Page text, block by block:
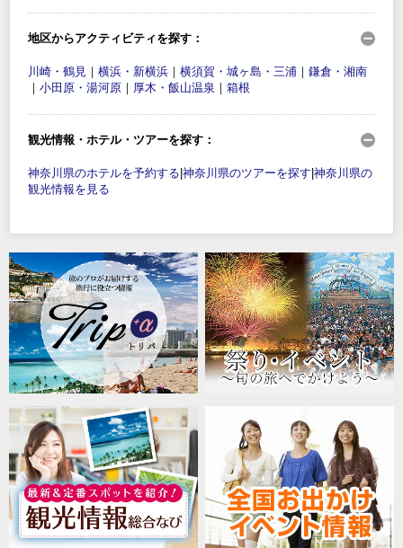
地区からアクティビティを探す：
川崎・鶴見 ｜ 横浜・新横浜 ｜ 横須賀・城ヶ島・三浦 ｜ 鎌倉・湘南
｜ 小田原・湯河原 ｜ 厚木・飯山温泉 ｜ 箱根
観光情報・ホテル・ツアーを探す：
神奈川県のホテルを予約する 神奈川県のツアーを探す 神奈川県の
観光情報を見る